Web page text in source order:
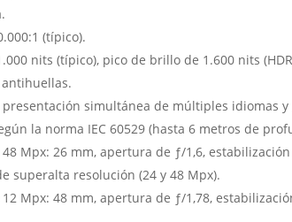
(típico).
nits (típico), pico de brillo de 1.600 nits
simultánea de múltiples idiomas
la norma IEC 60529 (hasta 6 metros de
48 Mpx: 26 mm, apertura de ƒ/1,6,
superalta resolución (24 y 48 Mpx).
Mpx: 48 mm, apertura de ƒ/1,78,